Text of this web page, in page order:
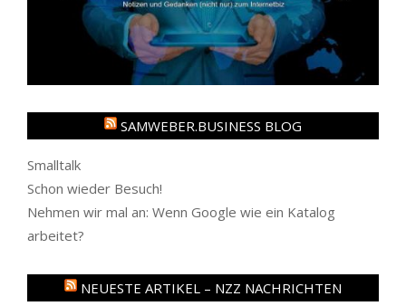
SAMWEBER.BUSINESS BLOG
Smalltalk
Schon wieder Besuch!
Nehmen wir mal an: Wenn Google wie ein Katalog
arbeitet?
NEUESTE ARTIKEL – NZZ NACHRICHTEN